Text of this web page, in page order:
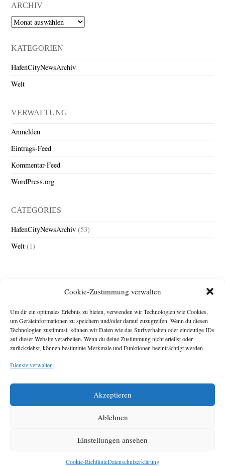
Cookie-Zustimmung verwalten
Um dir ein optimales Erlebnis zu bieten, verwenden wir Technologien wie Cookies,
um Geräteinformationen zu speichern und/oder darauf zuzugreifen. Wenn du diesen
Technologien zustimmst, können wir Daten wie das Surfverhalten oder eindeutige IDs
auf dieser Website verarbeiten. Wenn du deine Zustimmung nicht erteilst oder
zurückziehst, können bestimmte Merkmale und Funktionen beeinträchtigt werden.
Dienste verwalten
Akzeptieren
Ablehnen
Einstellungen ansehen
Cookie-RichtlinieDatenschutzerklärung
ARCHIV
Archiv
KATEGORIEN
HafenCityNewsArchiv
Welt
VERWALTUNG
Anmelden
Eintrags-Feed
Kommentar-Feed
WordPress.org
CATEGORIES
HafenCityNewsArchiv (53)
Welt (1)
Impressum
Michael Baden,
Diese Webseite stellt
zehn Jahre der